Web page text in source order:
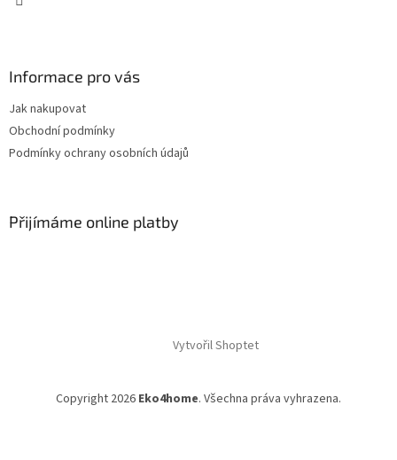
Informace pro vás
Jak nakupovat
Obchodní podmínky
Podmínky ochrany osobních údajů
Přijímáme online platby
Vytvořil Shoptet
Copyright 2026 Eko4home. Všechna práva vyhrazena.